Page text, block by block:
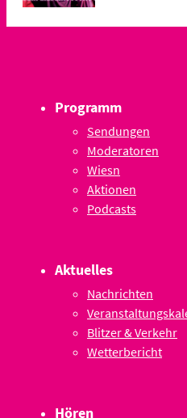
Programm
Sendungen
Moderatoren
Wiesn
Aktionen
Podcasts
Aktuelles
Nachrichten
Blitzer & Verkehr
Wetterbericht
Hören